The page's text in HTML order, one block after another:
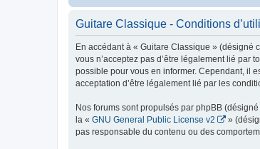
Guitare Classique - Conditions
En accédant à « Guitare Classique » (désigné
vous n’acceptez pas d’être légalement lié par
possible pour vous en informer. Cependant, il
acceptation d’être légalement lié par les
Nos forums sont propulsés par phpBB
la « GNU General Public License v2 »
pas responsable du contenu ou des